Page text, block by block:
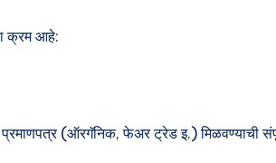
क्रम आहे:
(ऑरगॅनिक, फेअर ट्रेड इ.) मिळवण्याची